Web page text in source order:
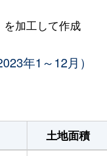
を加工して作成
年1～12月）
土地面積